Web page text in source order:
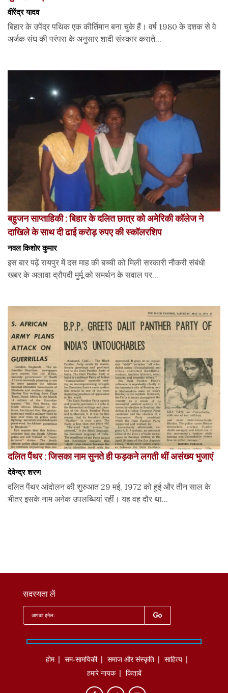
वीरेंद्र यादव
बिहार के उपेंद्र पथिक एक कीर्तिमान बना चुके हैं। वर्ष 1980 के दशक से वे
अर्जक संघ की परंपरा के अनुसार शादी संस्कार कराते...
बहुजन साप्ताहिकी : बिहार के दलित छात्र को अमेरिकी कॉलेज ने
दाखिले के साथ दी ढाई करोड़ रुपए की स्कॉलरशिप
नवल किशोर कुमार
इस बार पढ़ें रायपुर में दस माह की बच्ची को मिली सरकारी नौकरी संबंधी
खबर के अलावा द्रौपदी मुर्मू को समर्थन के सवाल पर...
दलित पैंथर : जिसका नाम सुनते ही फड़कने लगती थीं असंख्य भुजाएं
देवेन्द्र शरण
दलित पैंथर आंदोलन की शुरुआत 29 मई, 1972 को हुई और तीन साल के
भीतर इसके नाम अनेक उपलब्धियां रहीं। यह वह दौर था...
सदस्यता लें
होम सम-सामयिकी समाज और संस्कृति
साहित्‍य
हमारे नायक
किताबें